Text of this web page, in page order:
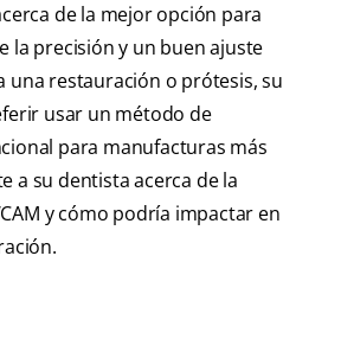
de la mejor opción para
la precisión y un buen ajuste
una restauración o prótesis, su
usar un método de
para manufacturas más
a su dentista acerca de la
y cómo podría impactar en